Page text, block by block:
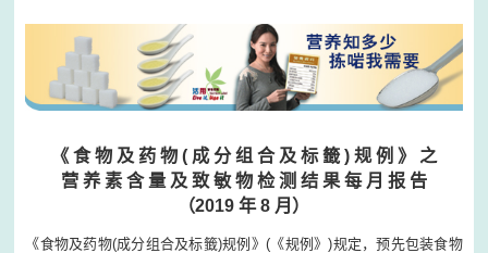
《 食 物 及 药 物 ( 成 分 组 合 及 标 籤 ) 规 例 》 之
营 养 素 含 量 及 致 敏 物 检 测 结 果 每 月 报 告
（2019 年 8 月）
《食物及药物(成分组合及标籤)规例》(《规例》)规定，预先包装食物